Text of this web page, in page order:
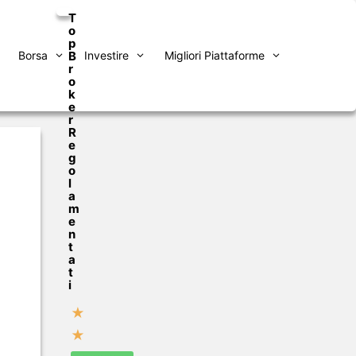
Borsa Investire Migliori Piattaforme
T
o
p
B
r
o
k
e
r
R
e
g
o
l
a
m
e
n
t
a
t
i
★
★